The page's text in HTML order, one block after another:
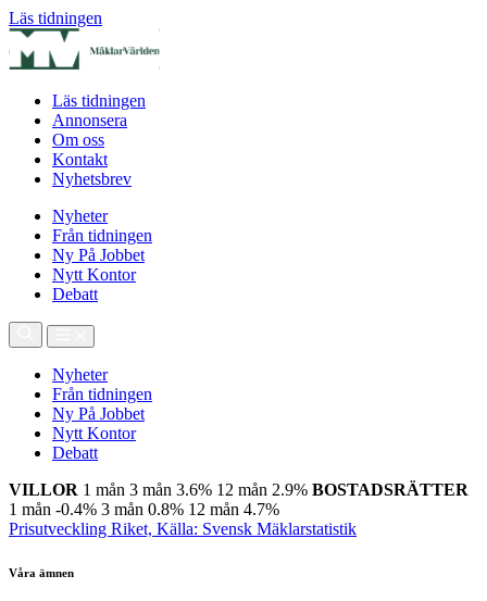
Läs tidningen
Läs tidningen
Annonsera
Om oss
Kontakt
Nyhetsbrev
Nyheter
Från tidningen
Ny På Jobbet
Nytt Kontor
Debatt
Nyheter
Från tidningen
Ny På Jobbet
Nytt Kontor
Debatt
VILLOR 1 mån 3 mån 3.6% 12 mån 2.9% BOSTADSRÄTTER
1 mån -0.4% 3 mån 0.8% 12 mån 4.7%
Prisutveckling Riket, Källa: Svensk Mäklarstatistik
Våra ämnen